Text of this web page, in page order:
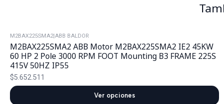
M2BAX225SMA2|ABB BALDOR
M2BAX225SMA2 ABB Motor M2BAX225SMA2 IE2 45KW
60 HP 2 Pole 3000 RPM FOOT Mounting B3 FRAME 225S
415V 50HZ IP55
$5.652.511
Ver opciones